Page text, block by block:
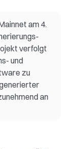
am 4.
verfolgt
und
zu
an